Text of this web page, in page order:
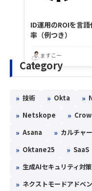
ID運用のROIを言
率（例つき）
ますこー
Category
» 技術 » Okta »
» Netskope »
» Asana » カルチャー
» Oktane25 » SaaS
» 生成AIセキュリティ対
» ネクストモードアドベ